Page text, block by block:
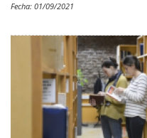
Fecha: 01/09/2021